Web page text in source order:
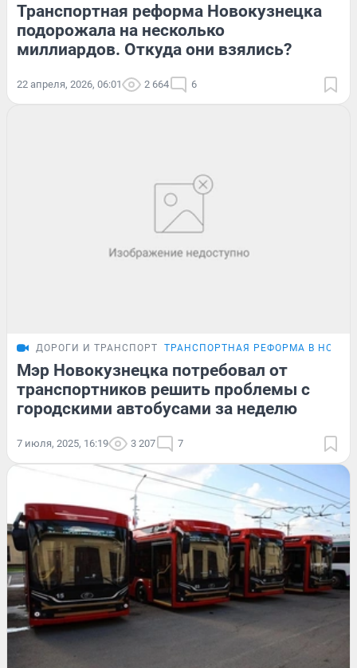
Транспортная реформа Новокузнецка
подорожала на несколько
миллиардов. Откуда они взялись?
22 апреля, 2026, 06:01 2 664 6
ДОРОГИ И ТРАНСПОРТ ТРАНСПОРТНАЯ РЕФОРМА В
Мэр Новокузнецка потребовал от
транспортников решить проблемы с
городскими автобусами за неделю
7 июля, 2025, 16:19 3 207 7